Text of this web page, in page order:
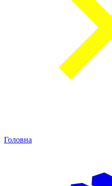
Головна